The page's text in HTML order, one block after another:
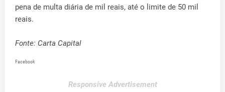
pena de multa diária de mil reais, até o limite de 50 mil
reais.
Fonte: Carta Capital
Facebook
Responsive Advertisement